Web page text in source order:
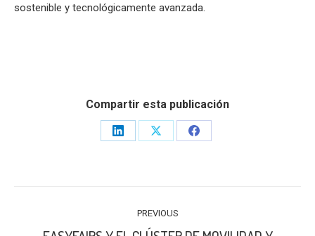
sostenible y tecnológicamente avanzada.
Compartir esta publicación
Share
Share
Share
PREVIOUS